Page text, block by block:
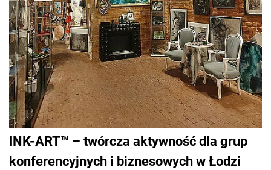
INK-ART™ – twórcza aktywność dla grup
konferencyjnych i biznesowych w Łodzi